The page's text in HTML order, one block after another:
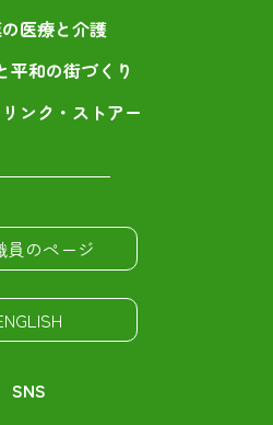
医療と介護
平和の街づくり
ンク・ストアー
員のページ
SNS